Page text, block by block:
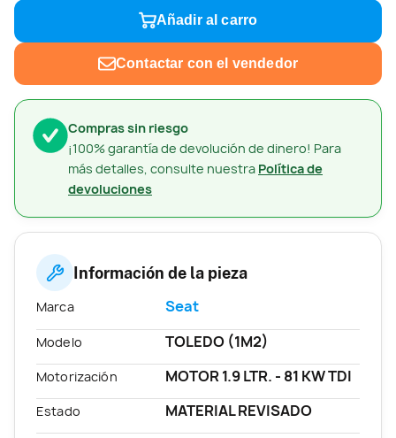
Compras sin riesgo
¡100% garantía de devolución de dinero! Para
más detalles, consulte nuestra Política de
devoluciones
Añadir al carro
Contactar con el vendedor
Información de la pieza
Marca Seat
Modelo TOLEDO (1M2)
Motorización MOTOR 1.9 LTR. - 81 KW TDI
Estado MATERIAL REVISADO